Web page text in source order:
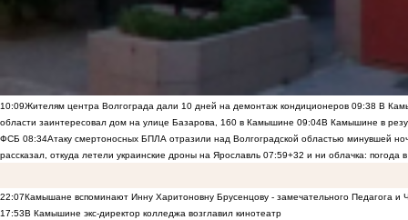
10:09Жителям центра Волгограда дали 10 дней на демонтаж кондиционеров 09:38 В
области заинтересовал дом на улице Базарова, 160 в Камышине 09:04В Камышине в
ФСБ 08:34Атаку смертоносных БПЛА отразили над Волгоградской областью минувшей
рассказал, откуда летели украинские дроны на Ярославль 07:59+32 и ни облачка: погода
22:07Камышане вспоминают Инну Харитоновну Брусенцову - замечательного Педагога и
17:53В Камышине экс-директор колледжа возглавил кинотеатр